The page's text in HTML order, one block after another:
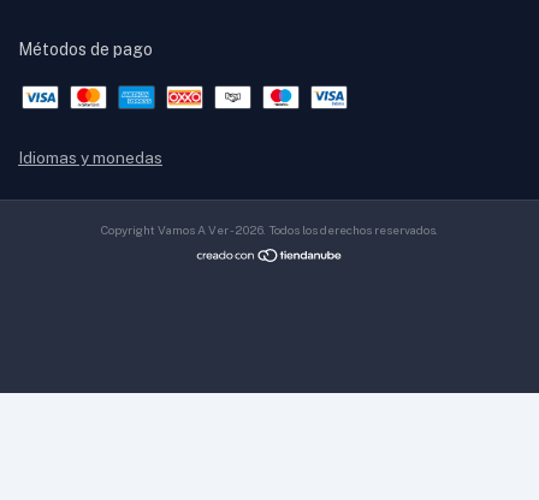
Métodos de pago
Idiomas y monedas
Copyright Vamos A Ver - 2026. Todos los derechos reservados.